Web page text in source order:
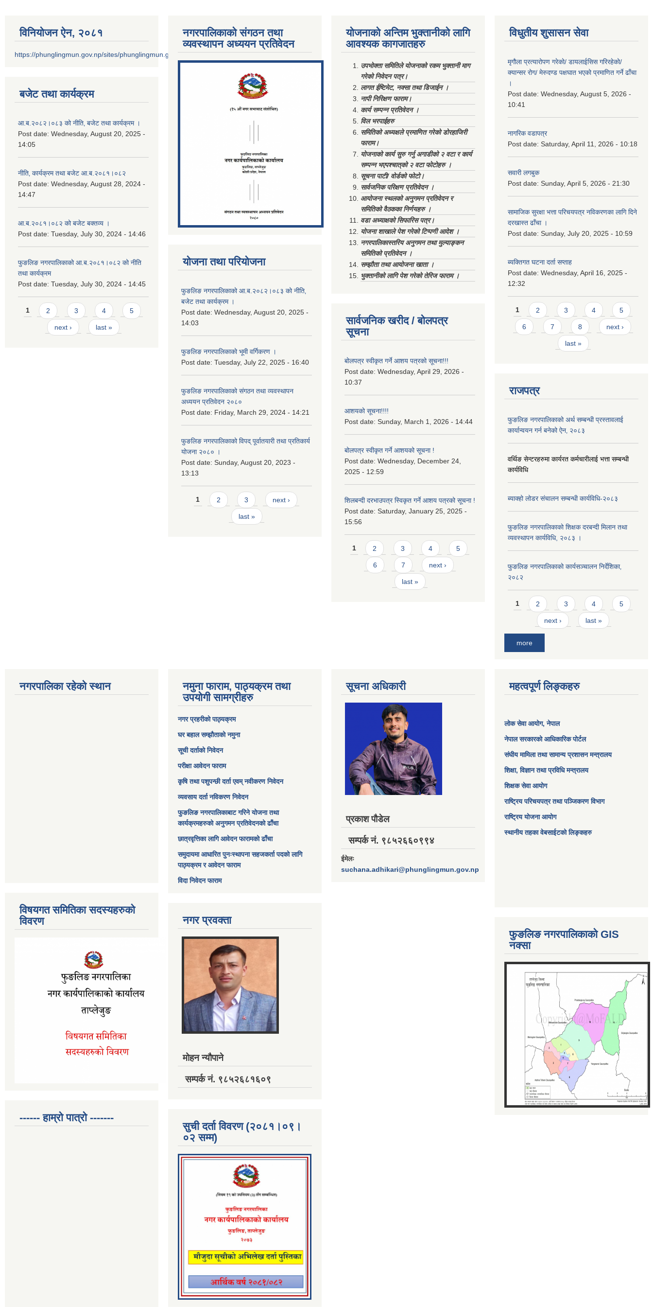
विनियोजन ऐन‚ २०८१
https://phunglingmun.gov.np/sites/phunglingmun.gov.np/files/documents/Al...
बजेट तथा कार्यक्रम
आ.ब.२०८२।०८३ को नीति‚ बजेट तथा कार्यक्रम ।
Post date: Wednesday, August 20, 2025 -
14:05
नीति‚ कार्यक्रम तथा बजेट आ.ब.२०८१।०८२
Post date: Wednesday, August 28, 2024 -
14:47
आ.ब.२०८१।०८२ को बजेट बक्तव्य ।
Post date: Tuesday, July 30, 2024 - 14:46
फुङलिङ नगरपालिकाको आ.ब.२०८१।०८२ को नीति
तथा कार्यक्रम
Post date: Tuesday, July 30, 2024 - 14:45
Pages
1 2 3 4 5
next › last »
नगरपालिकाको संगठन तथा
व्यवस्थापन अध्ययन प्रतिवेदन
योजना तथा परियोजना
फुङलिङ नगरपालिकाको आ.ब.२०८२।०८३ को नीति‚
बजेट तथा कार्यक्रम ।
Post date: Wednesday, August 20, 2025 -
14:03
फुङलिङ नगरपालिकाको भूमी वर्गिकरण ।
Post date: Tuesday, July 22, 2025 - 16:40
फुङलिङ नगरपालिकाको संगठन तथा व्यवस्थापन
अध्ययन प्रतिवेदन २०८०
Post date: Friday, March 29, 2024 - 14:21
फुङलिङ नगरपालिकाको विपद् पूर्वातयारी तथा प्रतिकार्य
योजना २०८० ।
Post date: Sunday, August 20, 2023 -
13:13
Pages
1 2 3 next ›
last »
योजनाको अन्तिम भुक्तानीको लागि
आवश्यक कागजातहरु
उपभोक्ता समितिले योजनाको रकम भुक्तानी माग
गरेको निवेदन पत्र।
लागत ईष्टिमेट, नक्सा तथा डिजाईन ।
नापी निरिक्षण फाराम।
कार्य सम्पन्न प्रतिवेदन ।
विल भरपाईहरु
समितिको अध्यक्षले प्रमाणित गरेको डोरहाजिरी
फाराम।
योजनाको कार्य सुरु गर्नु अगाडीको २ वटा र कार्य
सम्पन्न भएपश्चात्‌को २ वटा फोटोहरु ।
सूचना पाटी/ वोर्डको फोटो।
सार्वजनिक परिक्षण प्रतिवेदन ।
आयोजना स्थलको अनुगमन प्रतिवेदन र
समितिको वैठकका निर्णयहरु ।
वडा अध्याक्षको सिफारिस पत्र।
योजना शाखाले पेश गरेको टिप्पणी आदेश ।
नगरपालिकास्तरिय अनुगमन तथा मुल्याङ्कन
समितिको प्रतिवेदन ।
सम्झौता तथा आयोजना खाता ।
भुक्तानीको लागि पेश गरेको तेरिज फाराम ।
सार्वजनिक खरीद / बोलपत्र
सूचना
बोलपत्र स्वीकृत गर्ने आशय पत्रको सूचना!!!
Post date: Wednesday, April 29, 2026 -
10:37
आशयको सूचना!!!!
Post date: Sunday, March 1, 2026 - 14:44
बोलपत्र स्वीकृत गर्ने आशयको सूचना !
Post date: Wednesday, December 24,
2025 - 12:59
शिलबन्दी दरभाउपत्र स्विकृत गर्ने आशय पत्रको सूचना !
Post date: Saturday, January 25, 2025 -
15:56
Pages
1 2 3 4 5
6 7 next ›
last »
विधुतीय शुसासन सेवा
मृगौला प्रत्यारोपण गरेको/ डायलाईसिस गरिरहेको/
क्यान्सर रोग/ मेरुदण्ड पक्षघात भएको प्रमाणित गर्ने ढाँचा
।
Post date: Wednesday, August 5, 2026 -
10:41
नागरिक वडापत्र
Post date: Saturday, April 11, 2026 - 10:18
सवारी लगबुक
Post date: Sunday, April 5, 2026 - 21:30
सामाजिक सुरक्षा भत्ता परिचयपत्र नविकरणका लागि दिने
दरखास्त ढाँचा ।
Post date: Sunday, July 20, 2025 - 10:59
ब्यक्तिगत घटना दर्ता सप्ताह
Post date: Wednesday, April 16, 2025 -
12:32
Pages
1 2 3 4 5
6 7 8 next ›
last »
राजपत्र
फुङलिङ नगरपालिकाको अर्थ सम्बन्धी प्रस्तावलाई
कार्यान्वयन गर्न बनेको ऐन‚ २०८३
वर्थिङ सेन्टरहरुमा कार्यरत कर्मचारीलाई भत्ता सम्बन्धी
कार्यविधि
ब्याक्हो लोडर संचालन सम्बन्धी कार्यविधि-२०८३
फुङलिङ नगरपालिकाको शिक्षक दरबन्दी मिलान तथा
व्यवस्थापन कार्यविधि, २०८३ ।
फुङलिङ नगरपालिकाको कार्यसञ्चालन निर्देशिका‚
२०८२
Pages
1 2 3 4 5
next › last »
more
नगरपालिका रहेको स्थान
विषयगत समितिका सदस्यहरुको
विवरण
------ हाम्रो पात्रो -------
नमुना फाराम, पाठ्यक्रम तथा
उपयोगी सामग्रीहरु
नगर प्रहरीको पाठ्यक्रम
घर बहाल सम्झौताको नमुना
सूची दर्ताको निवेदन
परीक्षा आवेदन फाराम
कृषि तथा पशुपन्छी दर्ता एवम् नवीकरण निवेदन
व्यवसाय दर्ता नविकरण निवेदन
फुङलिङ नगरपालिकाबाट गरिने योजना तथा
कार्यक्रमहरुको अनुगमन प्रतिवेदनको ढाँचा
छात्रवृत्तिका लागि आवेदन फारामको ढाँचा
समुदायमा आधारित पुनःस्थापना सहजकर्ता पदको लागि
पाठ्यक्रम र आवेदन फाराम
विदा निवेदन फाराम
नगर प्रवक्ता
मोहन न्यौपाने
सम्पर्क नं. ९८५२६८१६०९
सुची दर्ता विवरण (२०८१।०९।
०२ सम्म)
सूचना अधिकारी
प्रकाश पौडेल
सम्पर्क नं. ९८५२६६०९९४
ईमेलः
suchana.adhikari@phunglingmun.gov.np
महत्वपूर्ण लिङ्कहरु
लोक सेवा आयोग, नेपाल
नेपाल सरकारको आधिकारिक पोर्टल
संघीय मामिला तथा सामान्य प्रशासन मन्त्रालय
शिक्षा, विज्ञान तथा प्रविधि मन्त्रालय
शिक्षक सेवा आयोग
राष्ट्रिय परिचयपत्र तथा पञ्जिकरण विभाग
राष्ट्रिय योजना आयोग
स्थानीय तहका वेबसाईटको लिङ्कहरु
फुङलिङ नगरपालिकाको GIS
नक्सा